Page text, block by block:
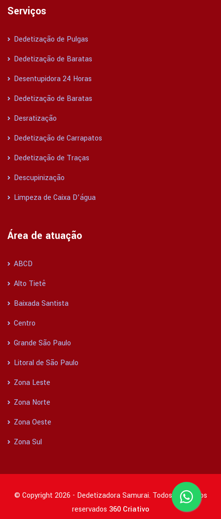
Serviços
Dedetização de Pulgas
Dedetização de Baratas
Desentupidora 24 Horas
Dedetização de Baratas
Desratização
Dedetização de Carrapatos
Dedetização de Traças
Descupinização
Limpeza de Caixa D’água
Área de atuação
ABCD
Alto Tietê
Baixada Santista
Centro
Grande São Paulo
Litoral de São Paulo
Zona Leste
Zona Norte
Zona Oeste
Zona Sul
© Copyright 2026 - Dedetizadora Samurai. Todos os direitos
reservados 360 Criativo